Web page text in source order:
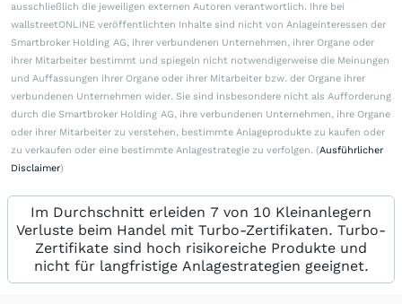
ausschließlich die jeweiligen externen Autoren verantwortlich. Ihre bei
wallstreetONLINE veröffentlichten Inhalte sind nicht von Anlageinteressen der
Smartbroker Holding AG, ihrer verbundenen Unternehmen, ihrer Organe oder
ihrer Mitarbeiter bestimmt und spiegeln nicht notwendigerweise die Meinungen
und Auffassungen ihrer Organe oder ihrer Mitarbeiter bzw. der Organe ihrer
verbundenen Unternehmen wider. Sie sind insbesondere nicht als Aufforderung
durch die Smartbroker Holding AG, ihre verbundenen Unternehmen, ihre Organe
oder ihrer Mitarbeiter zu verstehen, bestimmte Anlageprodukte zu kaufen oder
zu verkaufen oder eine bestimmte Anlagestrategie zu verfolgen. (Ausführlicher
Disclaimer)
Im Durchschnitt erleiden 7 von 10 Kleinanlegern
Verluste beim Handel mit Turbo-Zertifikaten. Turbo-
Zertifikate sind hoch risikoreiche Produkte und
nicht für langfristige Anlagestrategien geeignet.